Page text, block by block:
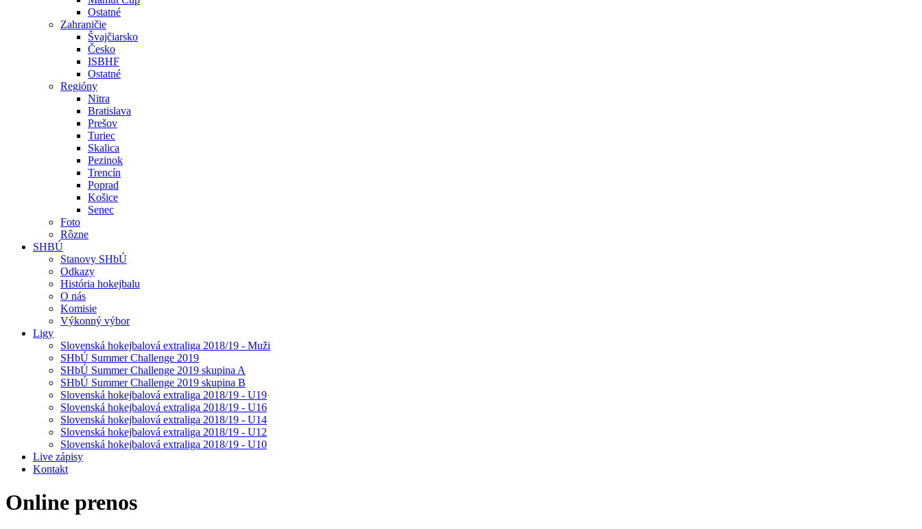
Ostatné
Zahraničie
Švajčiarsko
Česko
ISBHF
Ostatné
Regióny
Nitra
Bratislava
Prešov
Turiec
Skalica
Pezinok
Trencín
Poprad
Košice
Senec
Foto
Rôzne
SHBÚ
Stanovy SHbÚ
Odkazy
História hokejbalu
O nás
Komisie
Výkonný výbor
Ligy
Slovenská hokejbalová extraliga 2018/19 - Muži
SHbÚ Summer Challenge 2019
SHbÚ Summer Challenge 2019 skupina A
SHbÚ Summer Challenge 2019 skupina B
Slovenská hokejbalová extraliga 2018/19 - U19
Slovenská hokejbalová extraliga 2018/19 - U16
Slovenská hokejbalová extraliga 2018/19 - U14
Slovenská hokejbalová extraliga 2018/19 - U12
Slovenská hokejbalová extraliga 2018/19 - U10
Live zápisy
Kontakt
Online prenos